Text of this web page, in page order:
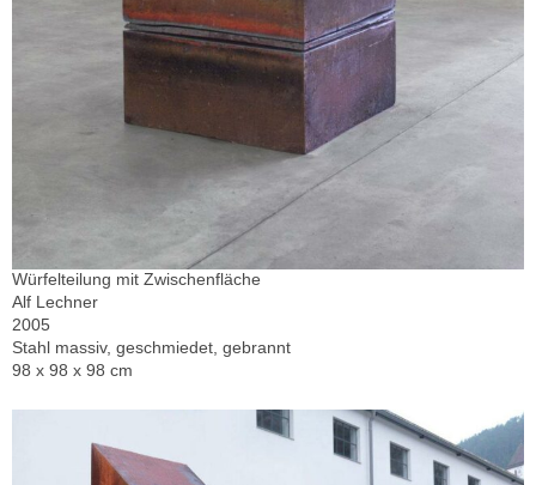
Würfelteilung mit Zwischenfläche
Alf Lechner
2005
Stahl massiv, geschmiedet, gebrannt
98 x 98 x 98 cm